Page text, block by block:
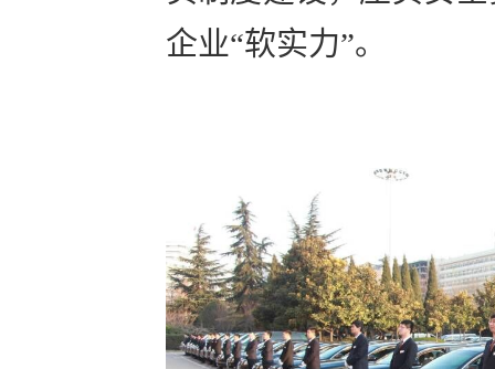
企业“软实力”。